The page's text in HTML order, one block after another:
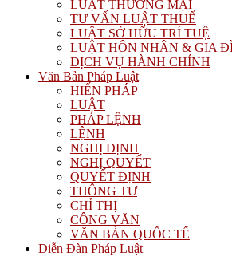
LUẬT THƯƠNG MẠI
TƯ VẤN LUẬT THUẾ
LUẬT SỞ HỮU TRÍ TUỆ
LUẬT HÔN NHÂN & GIA
DỊCH VỤ HÀNH CHÍNH
Văn Bản Pháp Luật
HIẾN PHÁP
LUẬT
PHÁP LỆNH
LỆNH
NGHỊ ĐỊNH
NGHỊ QUYẾT
QUYẾT ĐỊNH
THÔNG TƯ
CHỈ THỊ
CÔNG VĂN
VĂN BẢN QUỐC TẾ
Diễn Đàn Pháp Luật